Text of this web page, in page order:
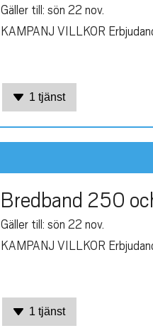
Gäller till: sön 22 nov.
KAMPANJ VILLKOR
1 tjänst
Bredband 250
Gäller till: sön 22 nov.
KAMPANJ VILLKOR
1 tjänst